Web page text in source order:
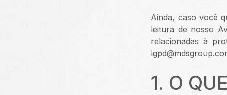
Ainda, caso você
leitura de nosso
relacionadas à
1. O